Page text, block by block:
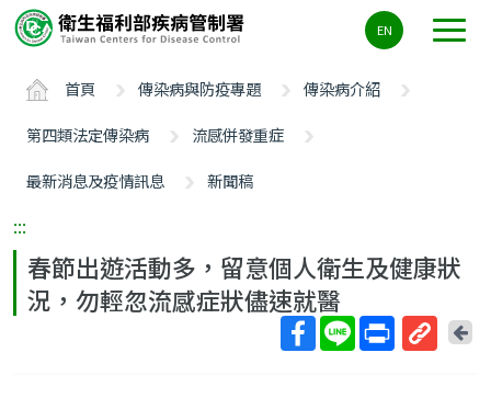
要
ALT+C
EN
首頁 傳染病與防疫專題
傳染病介紹
第四類法定傳染病
流感併發重症
最新消息及疫情訊息
新聞稿
:::
春節出遊活動多，留意個人衛生及健康狀
況，勿輕忽流感症狀儘速就醫
回